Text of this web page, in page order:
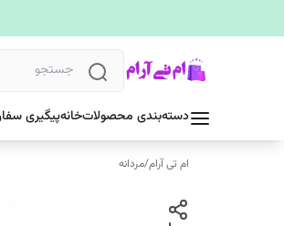
دسته‌بندی محصولاتخانهپیگیری
ام تی آرام/مردانه